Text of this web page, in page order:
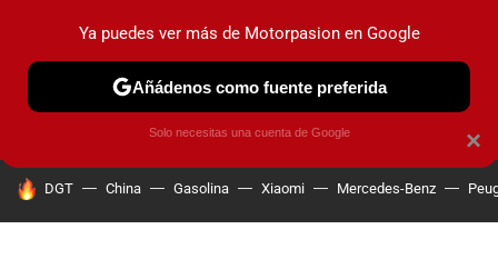
PRUEBAS COCHES ELÉCTRICOS OBSERVATORIO
HOY SE HABLA DE
DGT China Gasolina Xiaomi Mercedes-Benz
×
Ya puedes ver más de Motorpasion en Google
Añádenos como fuente preferida
Solo necesitas una cuenta de Google